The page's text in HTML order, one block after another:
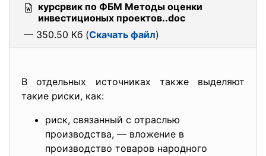
курсрвик по ФБМ Методы оценки
инвестиционых проектов..doc
— 350.50 Кб (Скачать файл)
В отдельных источниках также выделяют
такие риски, как:
риск, связанный с отраслью
производства, — вложение в
производство товаров народного